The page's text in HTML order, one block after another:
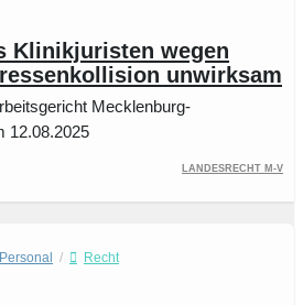
Klinikjuristen wegen
unwirksam
Mecklenburg-
12.08.2025
Landesrecht M-V
Personal /
Recht